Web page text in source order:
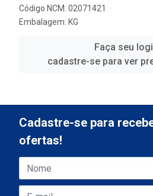
Código NCM: 02071421
Embalagem: KG
Faça seu
cadastre-se para ver
Cadastre-se para
ofertas!